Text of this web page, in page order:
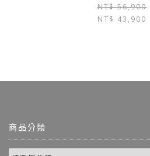
NT$56,900
NT$ 43,900
商品分類